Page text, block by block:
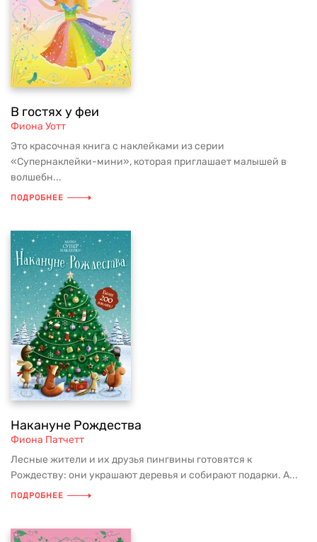
В гостях у феи
Фиона Уотт
Это красочная книга с наклейками из серии
«Супернаклейки-мини», которая приглашает малышей в
волшебн...
ПОДРОБНЕЕ
Накануне Рождества
Фиона Патчетт
Лесные жители и их друзья пингвины готовятся к
Рождеству: они украшают деревья и собирают подарки. А...
ПОДРОБНЕЕ